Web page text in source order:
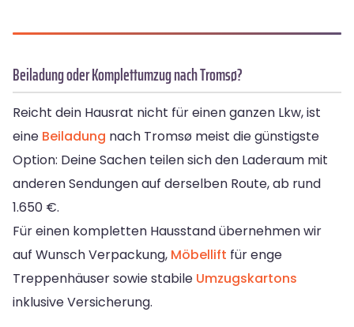
Beiladung oder Komplettumzug nach Tromsø?
Reicht dein Hausrat nicht für einen ganzen Lkw, ist
eine Beiladung nach Tromsø meist die günstigste
Option: Deine Sachen teilen sich den Laderaum mit
anderen Sendungen auf derselben Route, ab rund
1.650 €.
Für einen kompletten Hausstand übernehmen wir
auf Wunsch Verpackung, Möbellift für enge
Treppenhäuser sowie stabile Umzugskartons
inklusive Versicherung.